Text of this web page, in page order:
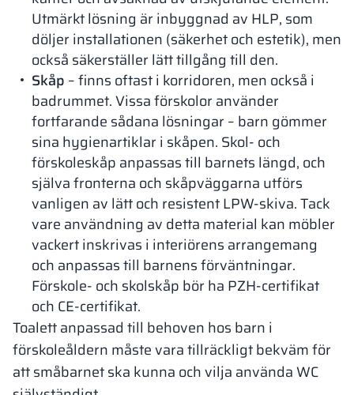
Utmärkt lösning är inbyggnad av HLP, som
döljer installationen (säkerhet och estetik), men
också säkerställer lätt tillgång till den.
Skåp – finns oftast i korridoren, men också i
badrummet. Vissa förskolor använder
fortfarande sådana lösningar – barn gömmer
sina hygienartiklar i skåpen. Skol- och
förskoleskåp anpassas till barnets längd, och
själva fronterna och skåpväggarna utförs
vanligen av lätt och resistent LPW-skiva. Tack
vare användning av detta material kan möbler
vackert inskrivas i interiörens arrangemang
och anpassas till barnens förväntningar.
Förskole- och skolskåp bör ha PZH-certifikat
och CE-certifikat.
Toalett anpassad till behoven hos barn i
förskoleåldern måste vara tillräckligt bekväm för
att småbarnet ska kunna och vilja använda WC